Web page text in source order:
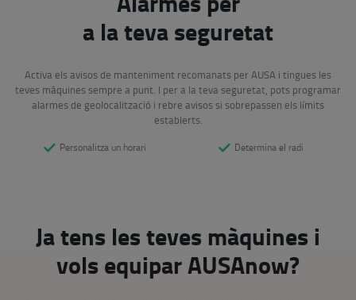
a la teva seguretat
Activa els avisos de manteniment recomanats per AUSA i tingues les
teves màquines sempre a punt. I per a la teva seguretat, pots programar
alarmes de geolocalització i rebre avisos si sobrepassen els límits
establerts.
Personalitza un horari Determina el radi
Ja tens les teves màquines i
vols equipar AUSAnow?